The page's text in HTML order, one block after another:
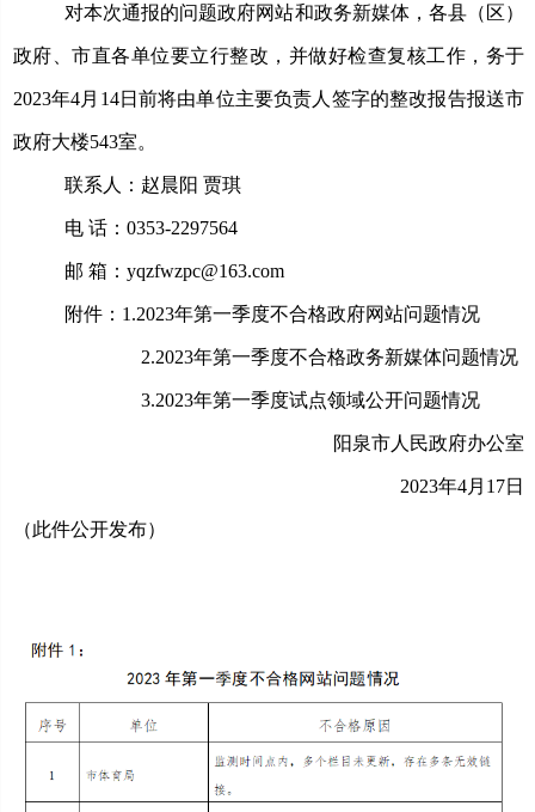
对本次通报的问题政府网站和政务新媒体，各县（区）
政府、市直各单位要立行整改，并做好检查复核工作，务于
2023年4月14日前将由单位主要负责人签字的整改报告报送市
政府大楼543室。
联系人：赵晨阳 贾琪
电 话：0353-2297564
邮 箱：yqzfwzpc@163.com
附件：1.2023年第一季度不合格政府网站问题情况
2.2023年第一季度不合格政务新媒体问题情况
3.2023年第一季度试点领域公开问题情况
阳泉市人民政府办公室
2023年4月17日
（此件公开发布）